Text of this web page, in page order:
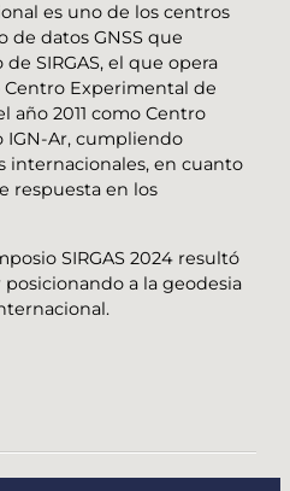
es uno de los centros
de datos GNSS que
SIRGAS, el que opera
Experimental de
año 2011 como Centro
IGN-Ar, cumpliendo
internacionales, en cuanto
respuesta en los
SIRGAS 2024 resultó
a la geodesia